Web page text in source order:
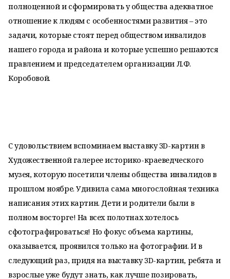
полноценной и сформировать у общества адекватное
отношение к людям с особенностями развития – это
задачи, которые стоят перед обществом инвалидов
нашего города и района и которые успешно решаются
правлением и председателем организации Л.Ф.
Коробовой.
С удовольствием вспоминаем выставку 3D-картин в
Художественной галерее историко-краеведческого
музея, которую посетили члены общества инвалидов в
прошлом ноябре. Удивила сама многослойная техника
написания этих картин. Дети и родители были в
полном восторге! На всех полотнах хотелось
сфотографироваться! Но фокус объема картины,
оказывается, проявился только на фотографии. И в
следующий раз, придя на выставку 3D-картин, ребята и
взрослые уже будут знать, как лучше позировать,